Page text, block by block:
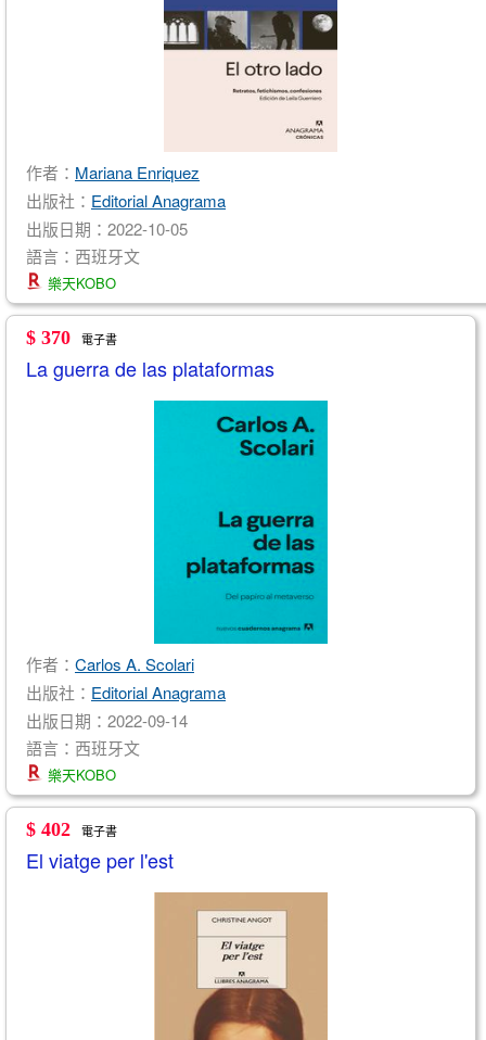
作者： Mariana Enriquez
出版社： Editorial Anagrama
出版日期：2022-10-05
語言：西班牙文
樂天KOBO
$ 370 電子書
La guerra de las plataformas
作者： Carlos A. Scolari
出版社： Editorial Anagrama
出版日期：2022-09-14
語言：西班牙文
樂天KOBO
$ 402 電子書
El viatge per l'est